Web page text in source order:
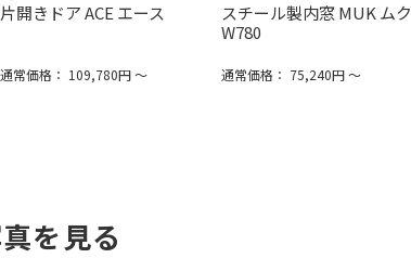
片開きドア ACE エース
通常価格： 109,780円 ～
スチール製内窓 MUK ムク
W780
通常価格： 75,240円 ～
を見る